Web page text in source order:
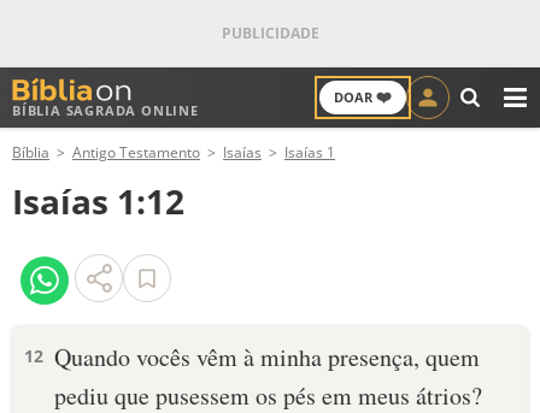
BÍBLIA SAGRADA ONLINE
DOAR ❤️
ANTIGO TESTAMENTO
NOVO TESTAMENTO
VERSÍCULOS
PALAVRA DO DIA
Bíblia Antigo Testamento Isaías Isaías 1
Isaías 1:12
12 Quando vocês vêm à minha presença, quem
pediu que pusessem os pés em meus átrios?